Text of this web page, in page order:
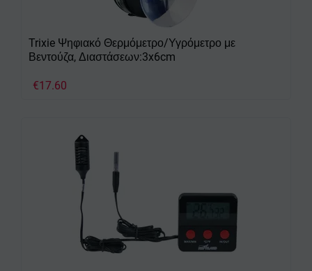
Trixie Ψηφιακό Θερμόμετρο/Υγρόμετρο με
Βεντούζα, Διαστάσεων:3x6cm
€17.60